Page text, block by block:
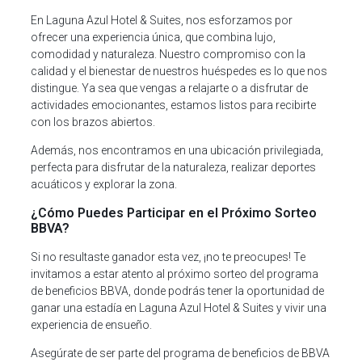
En Laguna Azul Hotel & Suites, nos esforzamos por
ofrecer una experiencia única, que combina lujo,
comodidad y naturaleza. Nuestro compromiso con la
calidad y el bienestar de nuestros huéspedes es lo que nos
distingue. Ya sea que vengas a relajarte o a disfrutar de
actividades emocionantes, estamos listos para recibirte
con los brazos abiertos.
Además, nos encontramos en una ubicación privilegiada,
perfecta para disfrutar de la naturaleza, realizar deportes
acuáticos y explorar la zona.
¿Cómo Puedes Participar en el Próximo Sorteo
BBVA?
Si no resultaste ganador esta vez, ¡no te preocupes! Te
invitamos a estar atento al próximo sorteo del programa
de beneficios BBVA, donde podrás tener la oportunidad de
ganar una estadía en Laguna Azul Hotel & Suites y vivir una
experiencia de ensueño.
Asegúrate de ser parte del programa de beneficios de BBVA